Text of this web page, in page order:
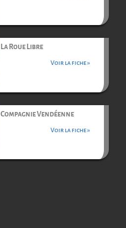
La Roue Libre
Voir la fiche »
Compagnie Vendéenne
Voir la fiche »